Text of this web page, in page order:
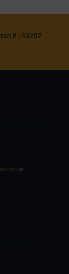
8 | 43202
de